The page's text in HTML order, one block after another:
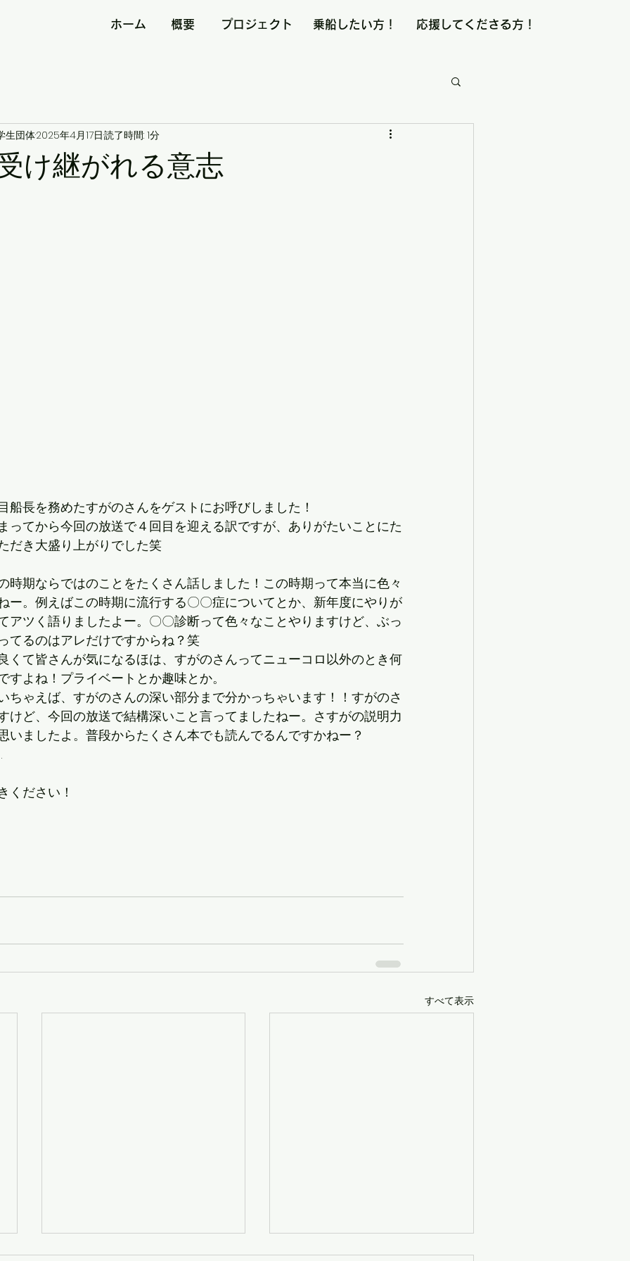
ホーム 概要 プロジェクト 乗船したい方！ 応援してくださる方！
け継がれる意志
生団体2025年4月17日読了時間: 1分
船長を務めたすがのさんをゲストにお呼びしました！
ってから今回の放送で４回目を迎える訳ですが、ありがたいことにた
だき大盛り上がりでした笑
時期ならではのことをたくさん話しました！この時期って本当に色々
ー。例えばこの時期に流行する〇〇症についてとか、新年度にやりが
アツく語りましたよー。〇〇診断って色々なことやりますけど、ぶっ
てるのはアレだけですからね？笑
くて皆さんが気になるほは、すがのさんってニューコロ以外のとき何
すよね！プライベートとか趣味とか。
ちゃえば、すがのさんの深い部分まで分かっちゃいます！！すがのさ
けど、今回の放送で結構深いこと言ってましたねー。さすがの説明力
いましたよ。普段からたくさん本でも読んでるんですかねー？
ください！
すべて表示